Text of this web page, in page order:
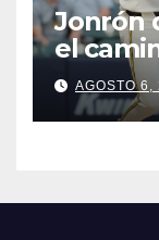
Jonrón
el
AGOSTO